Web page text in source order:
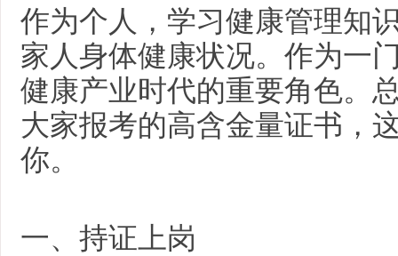
作为个人，学习健康管理知
家人身体健康状况。作为一
健康产业时代的重要角色。
大家报考的高含金量证书，
你。
一、持证上岗